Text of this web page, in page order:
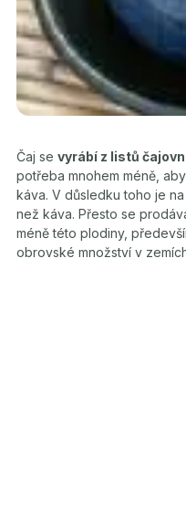
Čaj se vyrábí z listů
potřeba mnohem méně,
káva. V důsledku toho je
než káva. Přesto se
méně této plodiny,
obrovské množství v